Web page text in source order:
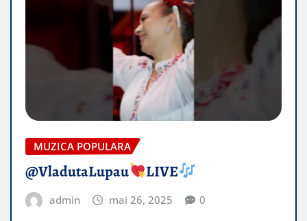
MUZICA POPULARA
​@VladutaLupau LIVE
admin mai 26, 2025 0